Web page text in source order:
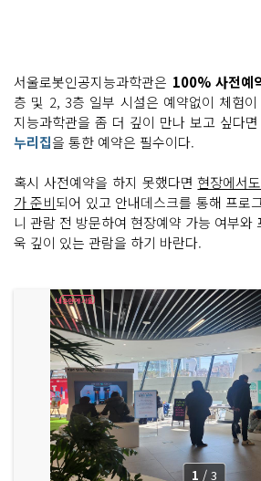
서울로봇인공지능과학관은 100% 사전예
층 및 2, 3층 일부 시설은 예약없이 체험
지능과학관을 좀 더 깊이 만나 보고 싶다면
누리집을 통한 예약은 필수이다.
혹시 사전예약을 하지 못했다면현장에서
가 준비되어 있고 안내데스크를 통해 프로
니 관람 전 방문하여 현장예약 가능 여부와
욱 깊이 있는 관람을 하기 바란다.
1 / 3